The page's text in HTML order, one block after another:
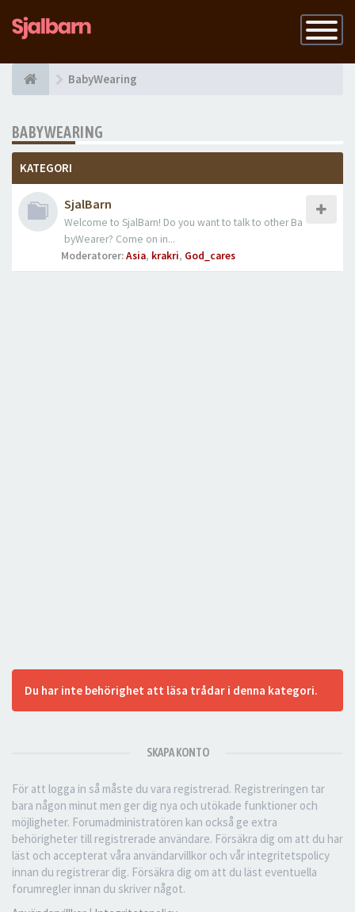
Slå
på
BabyWearing
BABYWEARING
KATEGORI
SjalBarn
Welcome to SjalBarn! Do you want to talk to other Ba
byWearer? Come on in...
Moderatorer:Asia, krakri, God_cares
Du har inte behörighet att läsa trådar i denna kategori.
SKAPA KONTO
För att logga in så måste du vara registrerad. Registreringen tar
bara någon minut men ger dig nya och utökade funktioner och
möjligheter. Forumadministratören kan också ge extra
behörigheter till registrerade användare. Försäkra dig om att du har
läst och accepterat våra användarvillkor och vår integritetspolicy
innan du registrerar dig. Försäkra dig om att du läst eventuella
forumregler innan du skriver något.